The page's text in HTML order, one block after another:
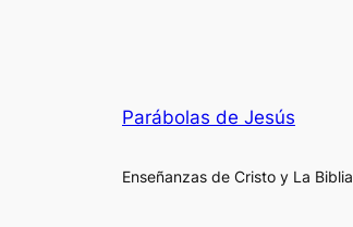
Parábolas de Jesús
Enseñanzas de Cristo y La Biblia